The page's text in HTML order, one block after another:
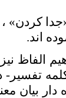
کردن»
اند.
تفسیر-
بیان